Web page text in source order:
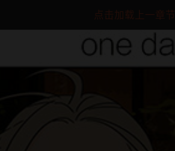
点击加载上一章节